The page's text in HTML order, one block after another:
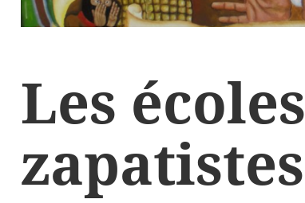
Les écoles
zapatistes